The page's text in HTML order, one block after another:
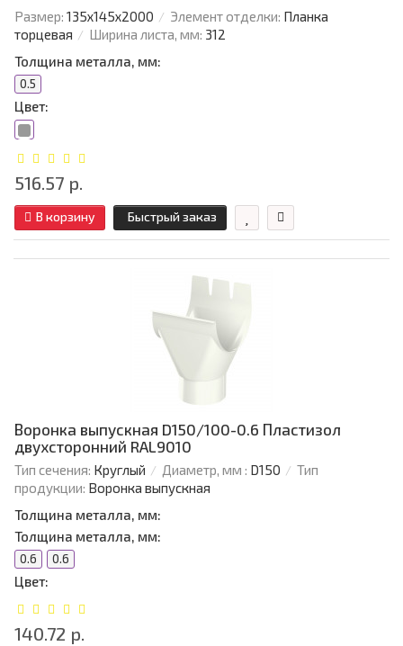
Размер: 135х145х2000 Элемент отделки: Планка
торцевая
Ширина листа, мм: 312
Толщина металла, мм:
0.5
Цвет:
516.57 р.
В корзину Быстрый заказ
Воронка выпускная D150/100-0.6 Пластизол
двухсторонний RAL9010
Тип сечения: Круглый Диаметр, мм : D150
Тип
продукции: Воронка выпускная
Толщина металла, мм:
Толщина металла, мм:
0.6 0.6
Цвет:
140.72 р.